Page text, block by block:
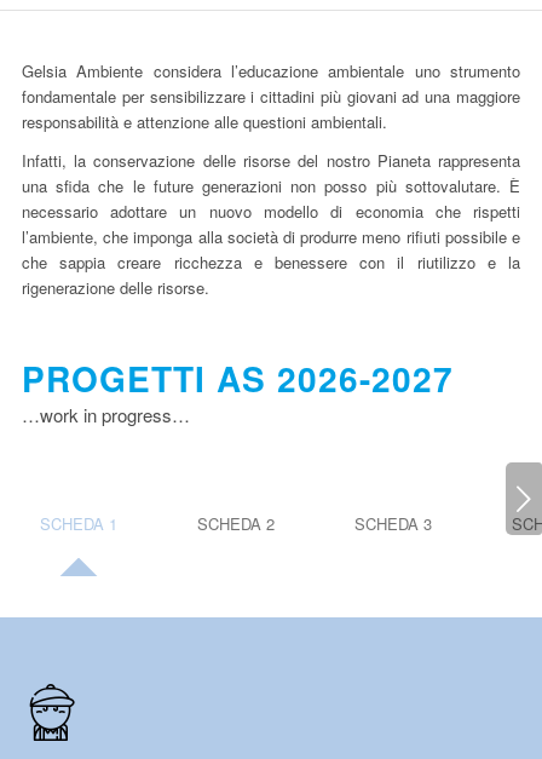
Gelsia Ambiente considera l’educazione ambientale uno strumento
fondamentale per sensibilizzare i cittadini più giovani ad una maggiore
responsabilità e attenzione alle questioni ambientali.
Infatti, la conservazione delle risorse del nostro Pianeta rappresenta
una sfida che le future generazioni non posso più sottovalutare. È
necessario adottare un nuovo modello di economia che rispetti
l’ambiente, che imponga alla società di produrre meno rifiuti possibile e
che sappia creare ricchezza e benessere con il riutilizzo e la
rigenerazione delle risorse.
PROGETTI AS 2026-2027
…work in progress…
SCHEDA 1 SCHEDA 2 SCHEDA 3